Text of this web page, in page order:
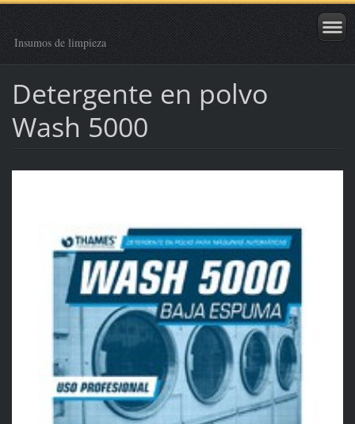
Insumos de limpieza
Detergente en polvo
Wash 5000